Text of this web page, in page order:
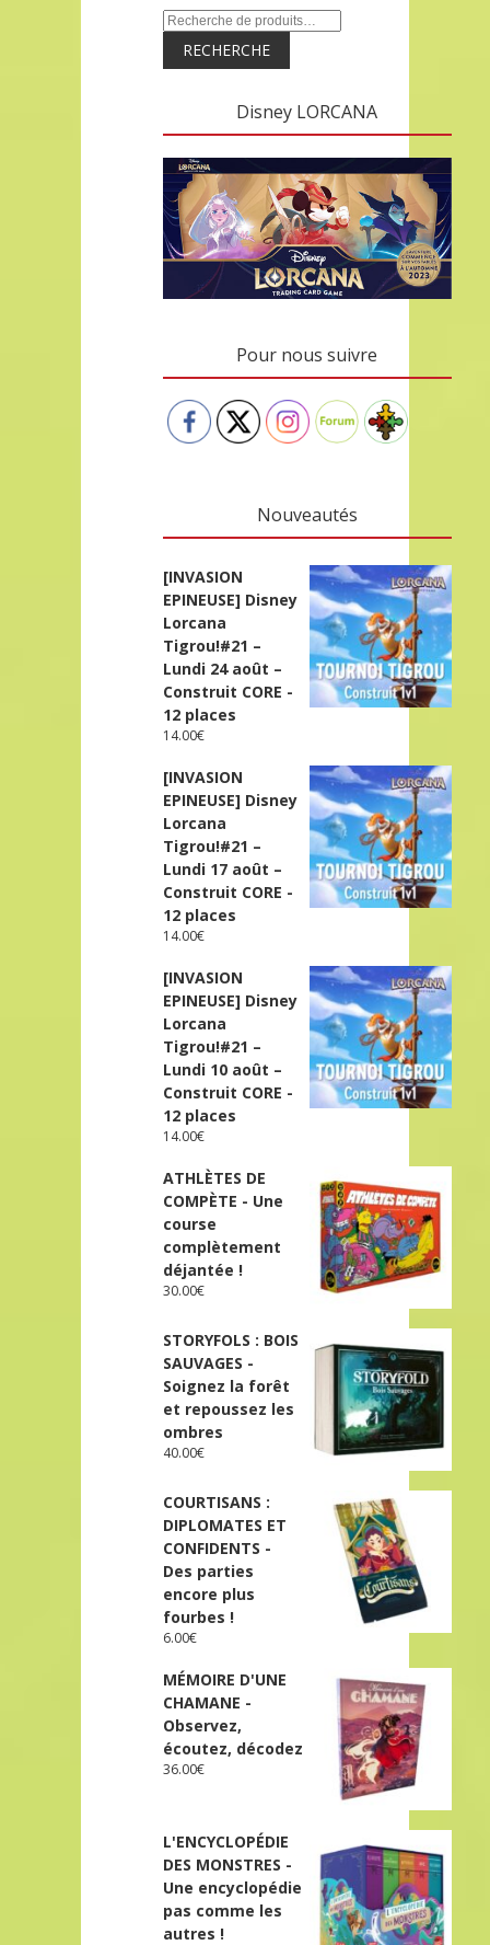
RECHERCHE
Disney LORCANA
Pour nous suivre
Nouveautés
[INVASION
EPINEUSE] Disney
Lorcana
Tigrou!#21 –
Lundi 24 août –
Construit CORE -
12 places
14.00€
[INVASION
EPINEUSE] Disney
Lorcana
Tigrou!#21 –
Lundi 17 août –
Construit CORE -
12 places
14.00€
[INVASION
EPINEUSE] Disney
Lorcana
Tigrou!#21 –
Lundi 10 août –
Construit CORE -
12 places
14.00€
ATHLÈTES DE
COMPÈTE - Une
course
complètement
déjantée !
30.00€
STORYFOLS : BOIS
SAUVAGES -
Soignez la forêt
et repoussez les
ombres
40.00€
COURTISANS :
DIPLOMATES ET
CONFIDENTS -
Des parties
encore plus
fourbes !
6.00€
MÉMOIRE D'UNE
CHAMANE -
Observez,
écoutez, décodez
36.00€
L'ENCYCLOPÉDIE
DES MONSTRES -
Une encyclopédie
pas comme les
autres !